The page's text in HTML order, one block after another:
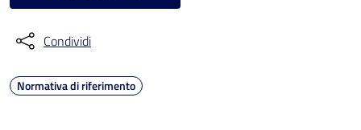
Condividi
Normativa di riferimento